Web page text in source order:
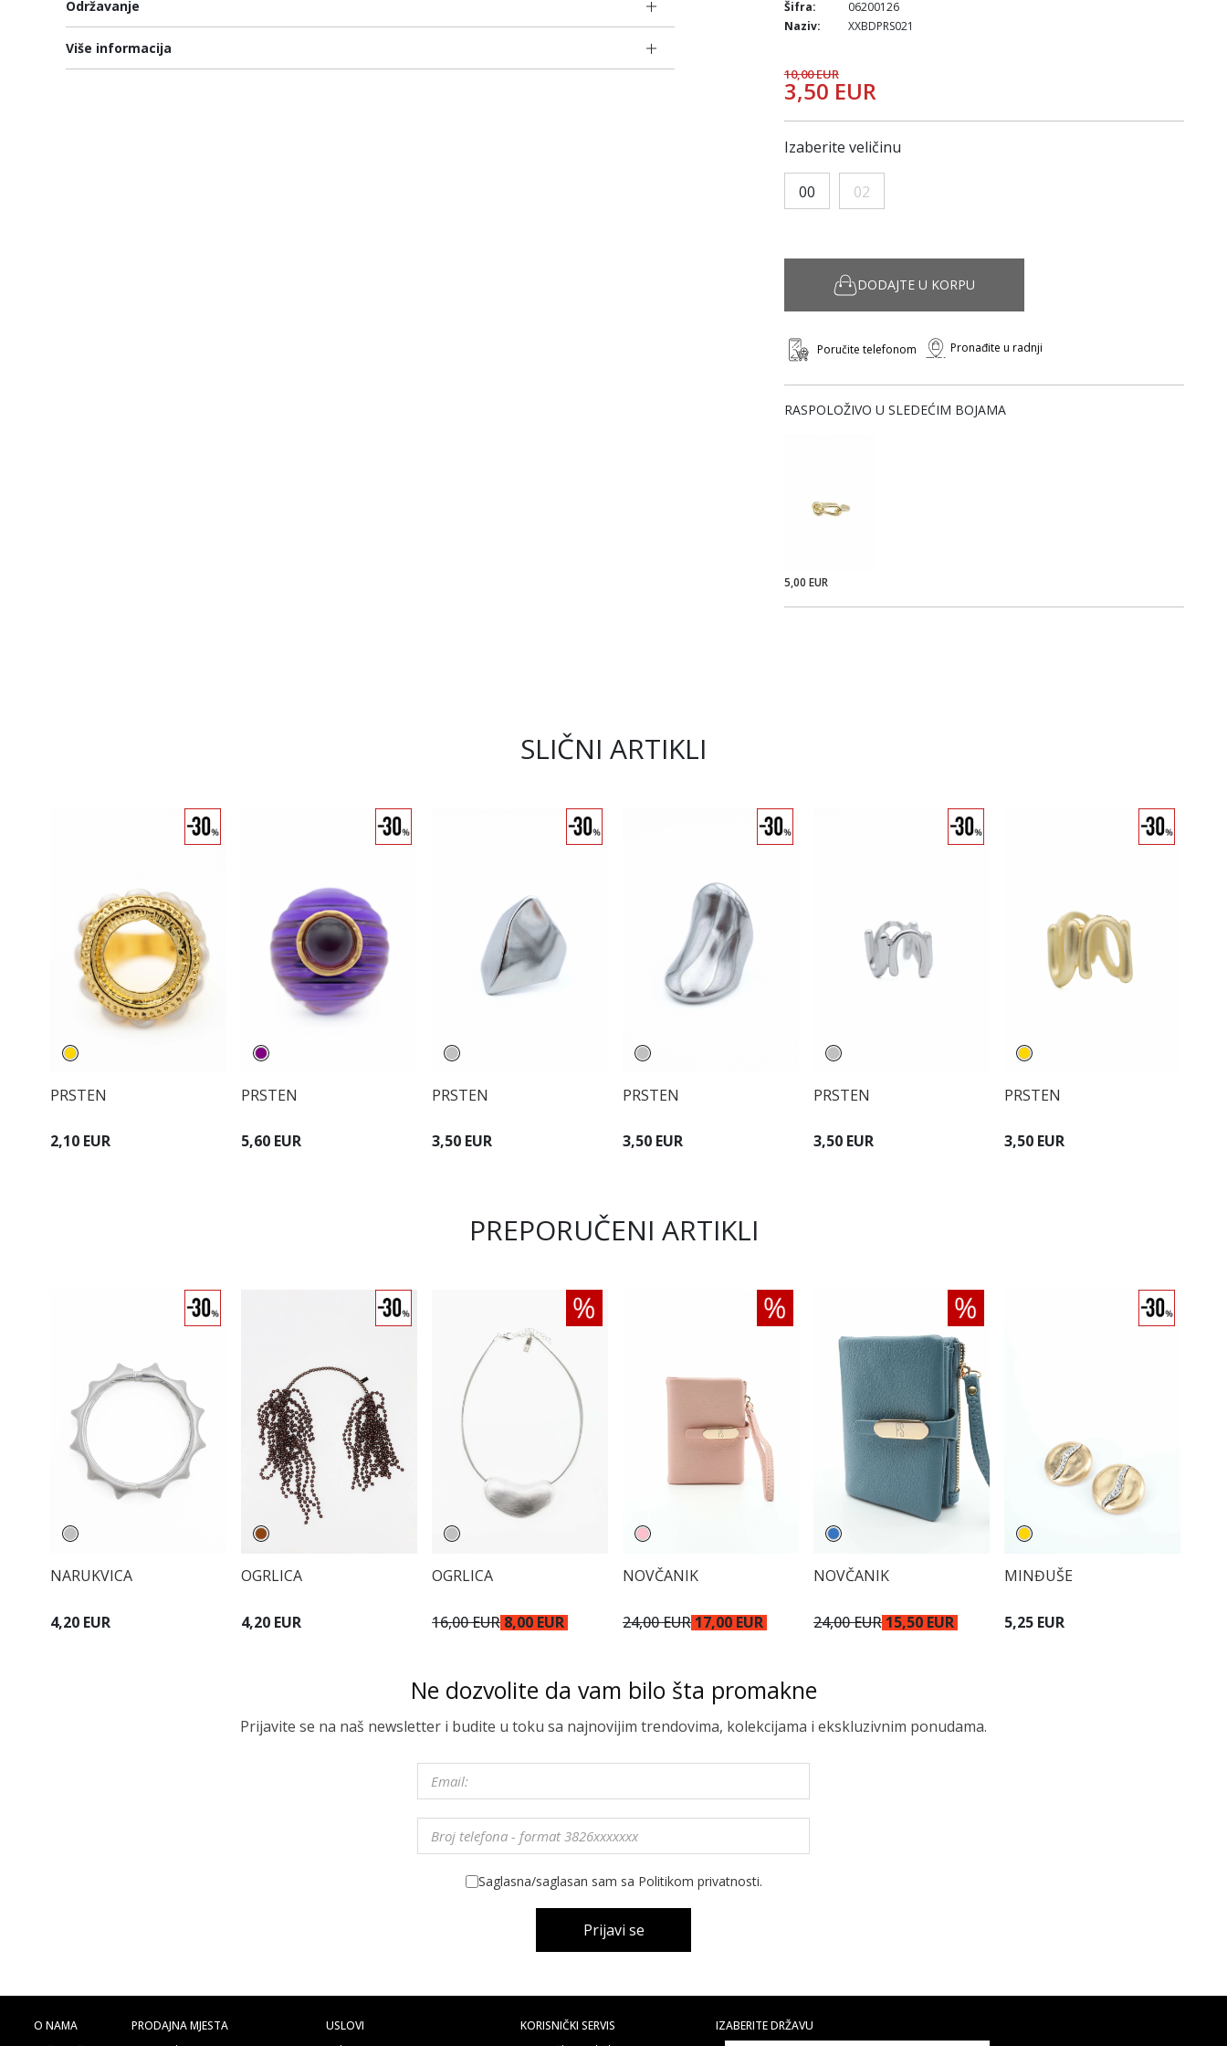
Održavanje
Više informacija
Šifra:
06200126
Naziv:
XXBDPRS021
10,00 EUR
3,50 EUR
Izaberite veličinu
00 02
DODAJTE U KORPU
Poručite telefonom Pronađite u radnji
RASPOLOŽIVO U SLEDEĆIM BOJAMA
5,00 EUR
SLIČNI ARTIKLI
PRSTEN
2,10 EUR
PRSTEN
5,60 EUR
PRSTEN
3,50 EUR
PRSTEN
3,50 EUR
PRSTEN
3,50 EUR
PRSTEN
3,50 EUR
PREPORUČENI ARTIKLI
NARUKVICA
4,20 EUR
OGRLICA
4,20 EUR
OGRLICA
16,00 EUR 8,00 EUR
NOVČANIK
24,00 EUR 17,00 EUR
NOVČANIK
24,00 EUR 15,50 EUR
MINĐUŠE
5,25 EUR
Ne dozvolite da vam bilo šta promakne
Prijavite se na naš newsletter i budite u toku sa najnovijim trendovima, kolekcijama i ekskluzivnim ponudama.
Saglasna/saglasan sam sa Politikom privatnosti.
Prijavi se
O NAMA
PRODAJNA MJESTA
USLOVI
KORISNIČKI SERVIS
IZABERITE DRŽAVU